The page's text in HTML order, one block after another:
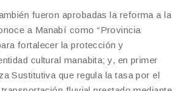
fueron aprobadas la reforma a la
a Manabí como “Provincia
fortalecer la protección y
cultural manabita; y, en primer
Sustitutiva que regula la tasa por el